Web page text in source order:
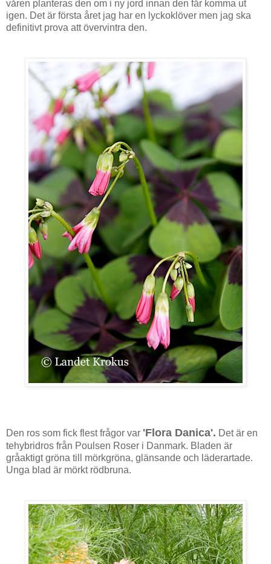
våren planteras den om i ny jord innan den får komma ut
igen. Det är första året jag har en lyckoklöver men jag ska
definitivt prova att övervintra den.
Den ros som fick flest frågor var 'Flora Danica'. Det är en
tehybridros från Poulsen Roser i Danmark. Bladen är
gråaktigt gröna till mörkgröna, glänsande och läderartade.
Unga blad är mörkt rödbruna.